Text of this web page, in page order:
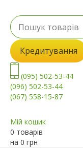
Кредитування
(095) 502-53-44
(096) 502-53-44
(067) 558-15-87
Мій кошик
0 товарів
на 0 грн